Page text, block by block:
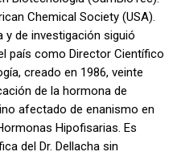
Chemical Society (USA).
y de investigación siguió
país como Director Científico
creado en 1986, veinte
de la hormona de
afectado de enanismo en
Hipofisarias. Es
del Dr. Dellacha sin